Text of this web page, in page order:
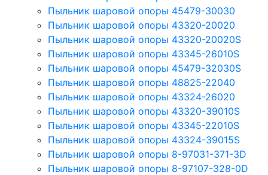
Пыльник шаровой опоры 45479-30030
Пыльник шаровой опоры 43320-20020
Пыльник шаровой опоры 43320-20020S
Пыльник шаровой опоры 43345-26010S
Пыльник шаровой опоры 45479-32030S
Пыльник шаровой опоры 48825-22040
Пыльник шаровой опоры 43324-26020
Пыльник шаровой опоры 43320-39010S
Пыльник шаровой опоры 43345-22010S
Пыльник шаровой опоры 43324-39015S
Пыльник шаровой опоры 8-97031-371-3D
Пыльник шаровой опоры 8-97107-328-0D